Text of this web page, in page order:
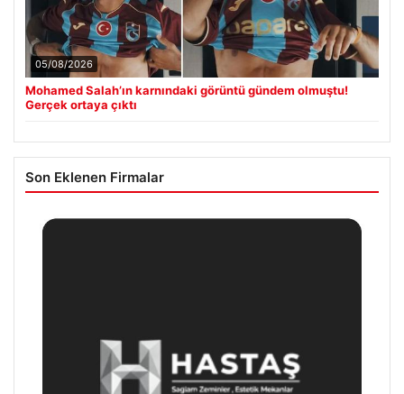
05/08/2026
Mohamed Salah’ın karnındaki görüntü gündem olmuştu!
Gerçek ortaya çıktı
Son Eklenen Firmalar